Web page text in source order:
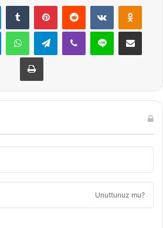
LinkedInTumblr PinterestReddit VKontakte
MessengerWhatsAppTelegramViber Line E-Posta ile
Yazdır
Unuttunuz mu?